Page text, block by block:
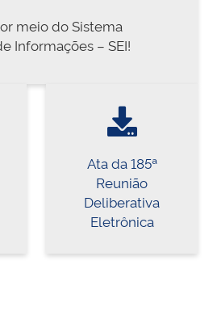
meio do Sistema
Informações – SEI!
Ata da 185ª
Reunião
Deliberativa
Eletrônica